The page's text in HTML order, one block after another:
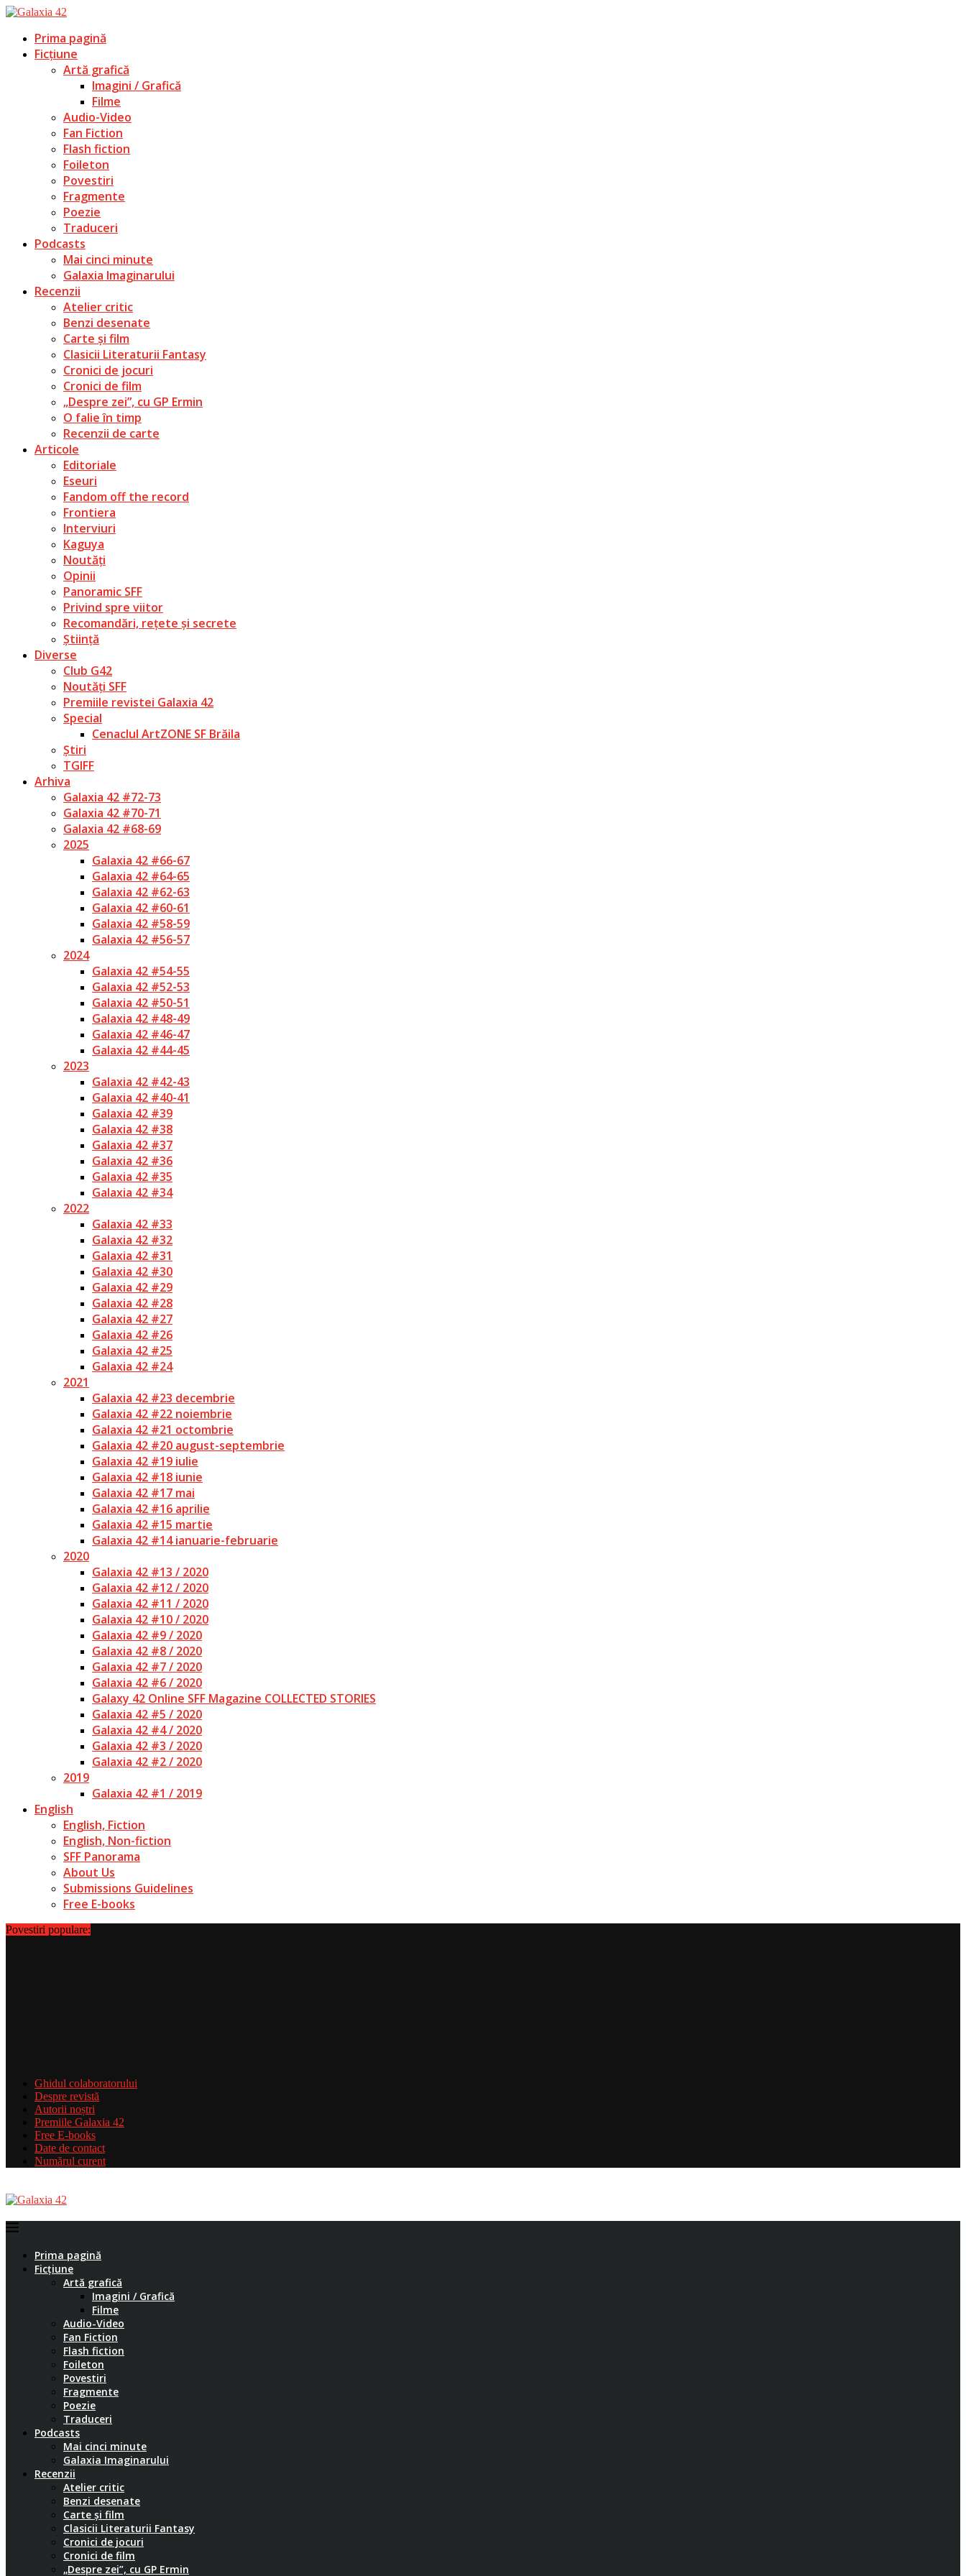
Prima pagină
Ficțiune
Artă grafică
Imagini / Grafică
Filme
Audio-Video
Fan Fiction
Flash fiction
Foileton
Povestiri
Fragmente
Poezie
Traduceri
Podcasts
Mai cinci minute
Galaxia Imaginarului
Recenzii
Atelier critic
Benzi desenate
Carte și film
Clasicii Literaturii Fantasy
Cronici de jocuri
Cronici de film
„Despre zei”, cu GP Ermin
O falie în timp
Recenzii de carte
Articole
Editoriale
Eseuri
Fandom off the record
Frontiera
Interviuri
Kaguya
Noutăți
Opinii
Panoramic SFF
Privind spre viitor
Recomandări, rețete și secrete
Știință
Diverse
Club G42
Noutăți SFF
Premiile revistei Galaxia 42
Special
Cenaclul ArtZONE SF Brăila
Știri
TGIFF
Arhiva
Galaxia 42 #72-73
Galaxia 42 #70-71
Galaxia 42 #68-69
2025
Galaxia 42 #66-67
Galaxia 42 #64-65
Galaxia 42 #62-63
Galaxia 42 #60-61
Galaxia 42 #58-59
Galaxia 42 #56-57
2024
Galaxia 42 #54-55
Galaxia 42 #52-53
Galaxia 42 #50-51
Galaxia 42 #48-49
Galaxia 42 #46-47
Galaxia 42 #44-45
2023
Galaxia 42 #42-43
Galaxia 42 #40-41
Galaxia 42 #39
Galaxia 42 #38
Galaxia 42 #37
Galaxia 42 #36
Galaxia 42 #35
Galaxia 42 #34
2022
Galaxia 42 #33
Galaxia 42 #32
Galaxia 42 #31
Galaxia 42 #30
Galaxia 42 #29
Galaxia 42 #28
Galaxia 42 #27
Galaxia 42 #26
Galaxia 42 #25
Galaxia 42 #24
2021
Galaxia 42 #23 decembrie
Galaxia 42 #22 noiembrie
Galaxia 42 #21 octombrie
Galaxia 42 #20 august-septembrie
Galaxia 42 #19 iulie
Galaxia 42 #18 iunie
Galaxia 42 #17 mai
Galaxia 42 #16 aprilie
Galaxia 42 #15 martie
Galaxia 42 #14 ianuarie-februarie
2020
Galaxia 42 #13 / 2020
Galaxia 42 #12 / 2020
Galaxia 42 #11 / 2020
Galaxia 42 #10 / 2020
Galaxia 42 #9 / 2020
Galaxia 42 #8 / 2020
Galaxia 42 #7 / 2020
Galaxia 42 #6 / 2020
Galaxy 42 Online SFF Magazine COLLECTED STORIES
Galaxia 42 #5 / 2020
Galaxia 42 #4 / 2020
Galaxia 42 #3 / 2020
Galaxia 42 #2 / 2020
2019
Galaxia 42 #1 / 2019
English
English, Fiction
English, Non-fiction
SFF Panorama
About Us
Submissions Guidelines
Free E-books
Povestiri populare:
Efectul Penrose
Ghidul colaboratorului
Despre revistă
Autorii noștri
Premiile Galaxia 42
Free E-books
Date de contact
Numărul curent
Prima pagină
Ficțiune
Artă grafică
Imagini / Grafică
Filme
Audio-Video
Fan Fiction
Flash fiction
Foileton
Povestiri
Fragmente
Poezie
Traduceri
Podcasts
Mai cinci minute
Galaxia Imaginarului
Recenzii
Atelier critic
Benzi desenate
Carte și film
Clasicii Literaturii Fantasy
Cronici de jocuri
Cronici de film
„Despre zei”, cu GP Ermin